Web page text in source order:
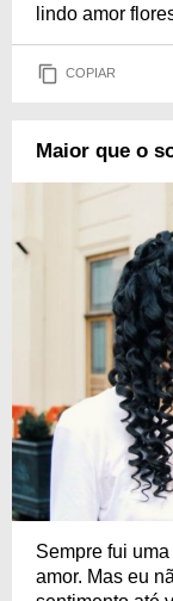
lindo amor
COPIAR
Maior que o
Sempre fui
amor. Mas eu